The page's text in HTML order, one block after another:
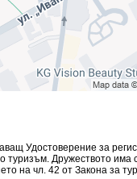
Удостоверение за
туризъм. Дружеството има
на чл. 42 от Закона за